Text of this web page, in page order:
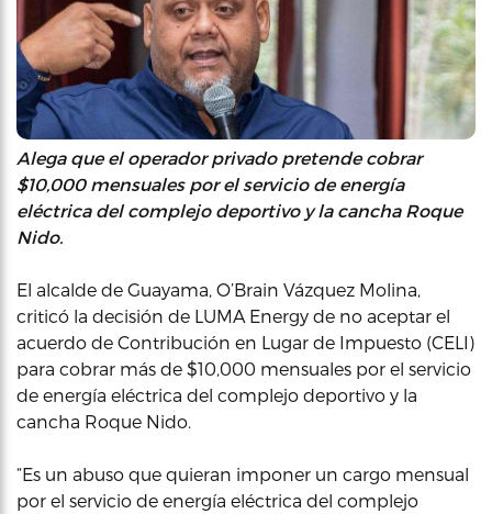
Alega que el operador privado pretende cobrar
$10,000 mensuales por el servicio de energía
eléctrica del complejo deportivo y la cancha Roque
Nido.
El alcalde de Guayama, O’Brain Vázquez Molina,
criticó la decisión de LUMA Energy de no aceptar el
acuerdo de Contribución en Lugar de Impuesto (CELI)
para cobrar más de $10,000 mensuales por el servicio
de energía eléctrica del complejo deportivo y la
cancha Roque Nido.
“Es un abuso que quieran imponer un cargo mensual
por el servicio de energía eléctrica del complejo